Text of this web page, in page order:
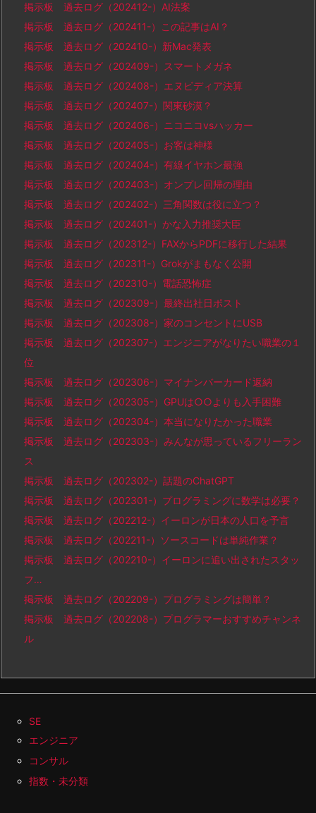
掲示板 過去ログ（202412-）AI法案
掲示板 過去ログ（202411-）この記事はAI？
掲示板 過去ログ（202410-）新Mac発表
掲示板 過去ログ（202409-）スマートメガネ
掲示板 過去ログ（202408-）エヌビディア決算
掲示板 過去ログ（202407-）関東砂漠？
掲示板 過去ログ（202406-）ニコニコvsハッカー
掲示板 過去ログ（202405-）お客は神様
掲示板 過去ログ（202404-）有線イヤホン最強
掲示板 過去ログ（202403-）オンプレ回帰の理由
掲示板 過去ログ（202402-）三角関数は役に立つ？
掲示板 過去ログ（202401-）かな入力推奨大臣
掲示板 過去ログ（202312-）FAXからPDFに移行した結果
掲示板 過去ログ（202311-）Grokがまもなく公開
掲示板 過去ログ（202310-）電話恐怖症
掲示板 過去ログ（202309-）最終出社日ポスト
掲示板 過去ログ（202308-）家のコンセントにUSB
掲示板 過去ログ（202307-）エンジニアがなりたい職業の１
位
掲示板 過去ログ（202306-）マイナンバーカード返納
掲示板 過去ログ（202305-）GPUは○○よりも入手困難
掲示板 過去ログ（202304-）本当になりたかった職業
掲示板 過去ログ（202303-）みんなが思っているフリーラン
ス
掲示板 過去ログ（202302-）話題のChatGPT
掲示板 過去ログ（202301-）プログラミングに数学は必要？
掲示板 過去ログ（202212-）イーロンが日本の人口を予言
掲示板 過去ログ（202211-）ソースコードは単純作業？
掲示板 過去ログ（202210-）イーロンに追い出されたスタッ
フ…
掲示板 過去ログ（202209-）プログラミングは簡単？
掲示板 過去ログ（202208-）プログラマーおすすめチャンネ
ル
SE
エンジニア
コンサル
指数・未分類